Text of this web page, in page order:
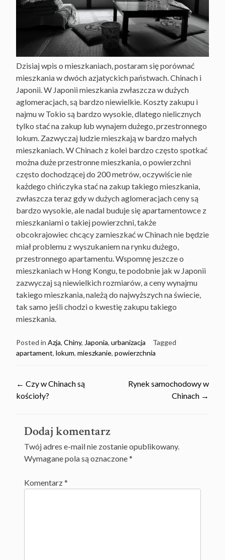
Dzisiaj wpis o mieszkaniach, postaram się porównać
mieszkania w dwóch azjatyckich państwach. Chinach i
Japonii. W Japonii mieszkania zwłaszcza w dużych
aglomeracjach, są bardzo niewielkie. Koszty zakupu i
najmu w Tokio są bardzo wysokie, dlatego nielicznych
tylko stać na zakup lub wynajem dużego, przestronnego
lokum. Zazwyczaj ludzie mieszkają w bardzo małych
mieszkaniach. W Chinach z kolei bardzo często spotkać
można duże przestronne mieszkania, o powierzchni
często dochodzącej do 200 metrów, oczywiście nie
każdego chińczyka stać na zakup takiego mieszkania,
zwłaszcza teraz gdy w dużych aglomeracjach ceny są
bardzo wysokie, ale nadal buduje się apartamentowce z
mieszkaniami o takiej powierzchni, także
obcokrajowiec chcący zamieszkać w Chinach nie będzie
miał problemu z wyszukaniem na rynku dużego,
przestronnego apartamentu. Wspomnę jeszcze o
mieszkaniach w Hong Kongu, te podobnie jak w Japonii
zazwyczaj są niewielkich rozmiarów, a ceny wynajmu
takiego mieszkania, należą do najwyższych na świecie,
tak samo jeśli chodzi o kwestię zakupu takiego
mieszkania.
Posted in Azja, Chiny, Japonia, urbanizacja
Tagged
apartament, lokum, mieszkanie, powierzchnia
Post
← Czy w Chinach są
kościoły?
Rynek samochodowy w
Chinach →
Dodaj komentarz
Twój adres e-mail nie zostanie opublikowany.
Wymagane pola są oznaczone*
Komentarz*